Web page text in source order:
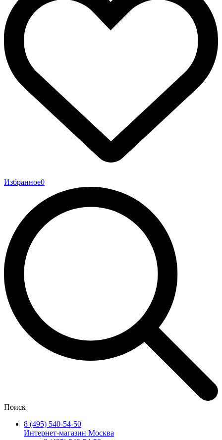
Избранное0
Поиск
8 (495) 540-54-50
Интернет-магазин Москва